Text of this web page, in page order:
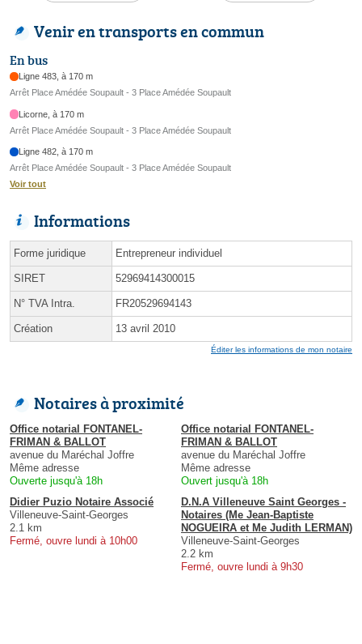
Venir en transports en commun
En bus
Ligne 483, à 170 m
Arrêt Place Amédée Soupault - 3 Place Amédée Soupault
Licorne, à 170 m
Arrêt Place Amédée Soupault - 3 Place Amédée Soupault
Ligne 482, à 170 m
Arrêt Place Amédée Soupault - 3 Place Amédée Soupault
Voir tout
Informations
Forme juridique Entrepreneur individuel
SIRET 52969414300015
N° TVA Intra. FR20529694143
Création 13 avril 2010
Éditer les informations de mon notaire
Notaires à proximité
Office notarial FONTANEL-
FRIMAN & BALLOT
avenue du Maréchal Joffre
Même adresse
Ouverte jusqu'à 18h
Office notarial FONTANEL-
FRIMAN & BALLOT
avenue du Maréchal Joffre
Même adresse
Ouvert jusqu'à 18h
Didier Puzio Notaire Associé
Villeneuve-Saint-Georges
2.1 km
Fermé, ouvre lundi à 10h00
D.N.A Villeneuve Saint Georges -
Notaires (Me Jean-Baptiste
NOGUEIRA et Me Judith LERMAN)
Villeneuve-Saint-Georges
2.2 km
Fermé, ouvre lundi à 9h30